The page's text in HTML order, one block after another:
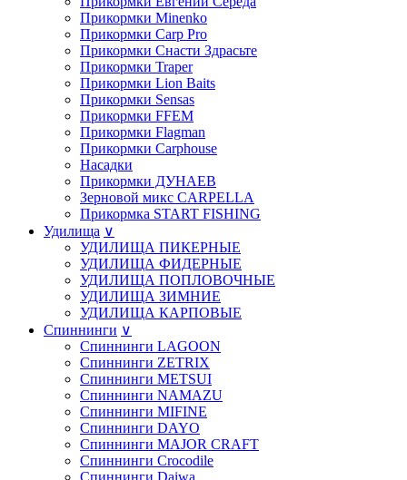
Прикормки Minenko
Прикормки Carp Pro
Прикормки Снасти Здрасьте
Прикормки Traper
Прикормки Lion Baits
Прикормки Sensas
Прикормки FFEM
Прикормки Flagman
Прикормки Carphouse
Насадки
Прикормки ДУНАЕВ
Зерновой микс CARPELLA
Прикормка START FISHING
Удилища ∨
УДИЛИЩА ПИКЕРНЫЕ
УДИЛИЩА ФИДЕРНЫЕ
УДИЛИЩА ПОПЛОВОЧНЫЕ
УДИЛИЩА ЗИМНИЕ
УДИЛИЩА КАРПОВЫЕ
Спиннинги ∨
Спиннинги LAGOON
Спиннинги ZETRIX
Спиннинги METSUI
Спиннинги NAMAZU
Спиннинги MIFINE
Спиннинги DAYO
Спиннинги MAJOR CRAFT
Спиннинги Crocodile
Спиннинги Daiwa